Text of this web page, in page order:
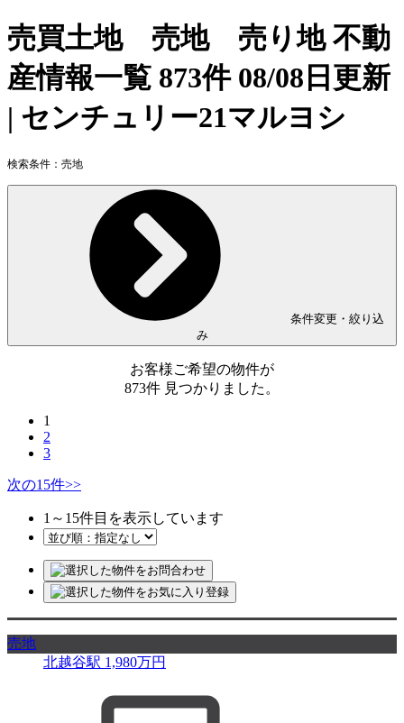
売買土地 売地 売り地 不動
産情報一覧 873件 08/08日更新
| センチュリー21マルヨシ
検索条件： 売地
条件変更・絞り込
み
お客様ご希望の物件が
873件 見つかりました。
1
2
3
次の15件>>
1 ～ 15件目を表示しています
売地
北越谷駅 1,980万円